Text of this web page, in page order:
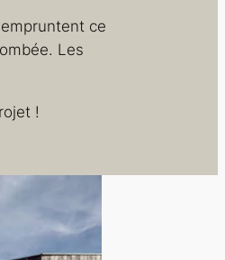
ce
Les
!